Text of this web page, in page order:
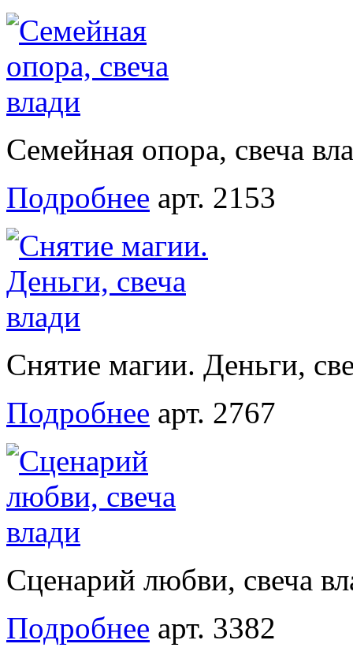
Семейная опора, свеча
Подробнее арт. 2153
Снятие магии. Деньги,
Подробнее арт. 2767
Сценарий любви, свеча
Подробнее арт. 3382